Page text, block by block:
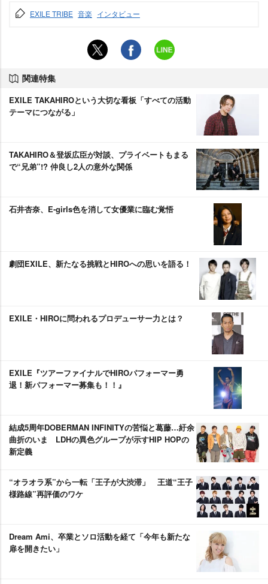
EXILE TRIBE 音楽 インタビュー
関連特集
EXILE TAKAHIROという大切な看板「すべての活動
テーマにつながる」
TAKAHIRO＆登坂広臣が対談、プライベートもまる
で“兄弟”!? 仲良し2人の意外な関係
石井杏奈、E‐girls色を消して女優業に臨む覚悟
劇団EXILE、新たなる挑戦とHIROへの思いを語る！
EXILE・HIROに問われるプロデューサー力とは？
EXILE『ツアーファイナルでHIROパフォーマー勇
退！新パフォーマー募集も！！』
結成5周年DOBERMAN INFINITYの苦悩と葛藤…紆余
曲折のいま LDHの異色グループが示すHIP HOPの
新定義
“オラオラ系”から一転「王子が大渋滞」 王道“王子
様路線”再評価のワケ
Dream Ami、卒業とソロ活動を経て「今年も新たな
扉を開きたい」